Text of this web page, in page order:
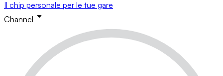
Il chip personale per le tue gare
Channel